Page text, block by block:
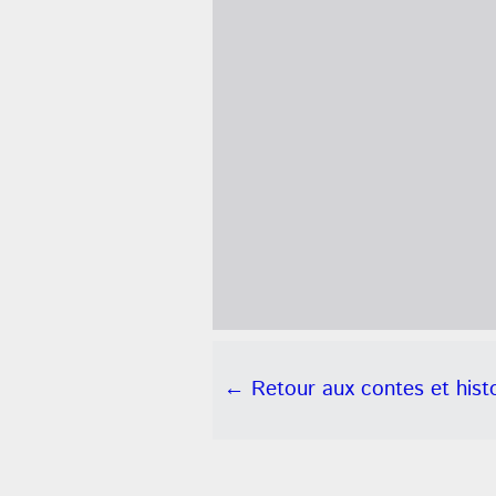
← Retour aux contes et